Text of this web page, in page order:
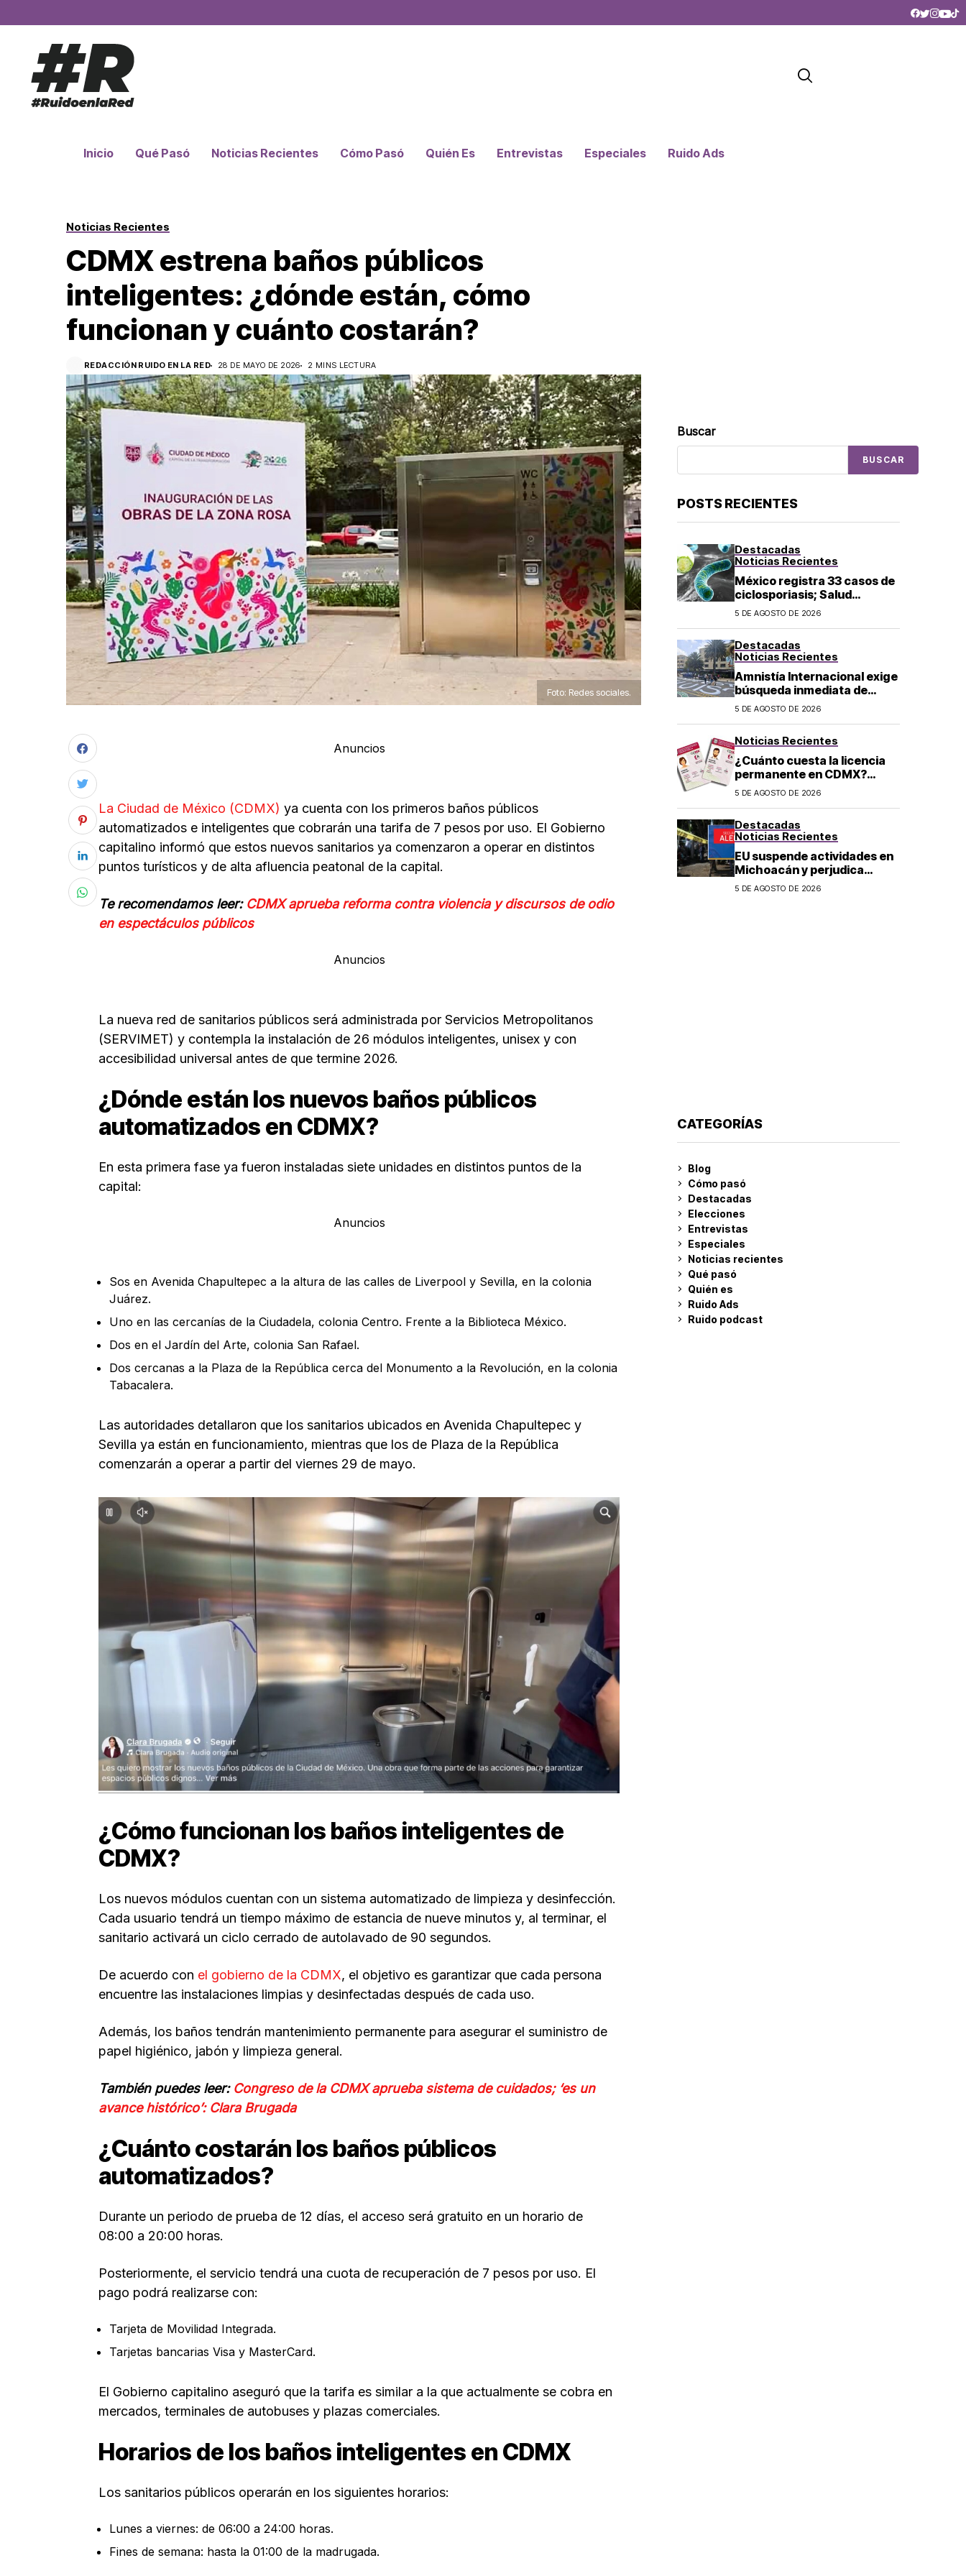
Inicio Qué Pasó Noticias Recientes Cómo Pasó Quién Es Entrevistas Especiales Ruido Ads
Noticias Recientes
CDMX estrena baños públicos
inteligentes: ¿dónde están, cómo
funcionan y cuánto costarán?
REDACCIÓN RUIDO EN LA RED 28 DE MAYO DE 2026 2 MINS LECTURA
Foto: Redes sociales.
Anuncios
La Ciudad de México (CDMX) ya cuenta con los primeros baños públicos
automatizados e inteligentes que cobrarán una tarifa de 7 pesos por uso. El Gobierno
capitalino informó que estos nuevos sanitarios ya comenzaron a operar en distintos
puntos turísticos y de alta afluencia peatonal de la capital.
Te recomendamos leer: CDMX aprueba reforma contra violencia y discursos de odio
en espectáculos públicos
Anuncios
La nueva red de sanitarios públicos será administrada por Servicios Metropolitanos
(SERVIMET) y contempla la instalación de 26 módulos inteligentes, unisex y con
accesibilidad universal antes de que termine 2026.
¿Dónde están los nuevos baños públicos
automatizados en CDMX?
En esta primera fase ya fueron instaladas siete unidades en distintos puntos de la
capital:
Anuncios
Sos en Avenida Chapultepec a la altura de las calles de Liverpool y Sevilla, en la colonia
Juárez.
Uno en las cercanías de la Ciudadela, colonia Centro. Frente a la Biblioteca México.
Dos en el Jardín del Arte, colonia San Rafael.
Dos cercanas a la Plaza de la República cerca del Monumento a la Revolución, en la colonia
Tabacalera.
Las autoridades detallaron que los sanitarios ubicados en Avenida Chapultepec y
Sevilla ya están en funcionamiento, mientras que los de Plaza de la República
comenzarán a operar a partir del viernes 29 de mayo.
¿Cómo funcionan los baños inteligentes de
CDMX?
Los nuevos módulos cuentan con un sistema automatizado de limpieza y desinfección.
Cada usuario tendrá un tiempo máximo de estancia de nueve minutos y, al terminar, el
sanitario activará un ciclo cerrado de autolavado de 90 segundos.
De acuerdo con el gobierno de la CDMX, el objetivo es garantizar que cada persona
encuentre las instalaciones limpias y desinfectadas después de cada uso.
Además, los baños tendrán mantenimiento permanente para asegurar el suministro de
papel higiénico, jabón y limpieza general.
También puedes leer: Congreso de la CDMX aprueba sistema de cuidados; ‘es un
avance histórico’: Clara Brugada
¿Cuánto costarán los baños públicos
automatizados?
Durante un periodo de prueba de 12 días, el acceso será gratuito en un horario de
08:00 a 20:00 horas.
Posteriormente, el servicio tendrá una cuota de recuperación de 7 pesos por uso. El
pago podrá realizarse con:
Tarjeta de Movilidad Integrada.
Tarjetas bancarias Visa y MasterCard.
El Gobierno capitalino aseguró que la tarifa es similar a la que actualmente se cobra en
mercados, terminales de autobuses y plazas comerciales.
Horarios de los baños inteligentes en CDMX
Los sanitarios públicos operarán en los siguientes horarios:
Lunes a viernes: de 06:00 a 24:00 horas.
Fines de semana: hasta la 01:00 de la madrugada.
Buscar
BUSCAR
POSTS RECIENTES
Destacadas
Noticias Recientes
México registra 33 casos de
ciclosporiasis; Salud
mantiene vigilancia
5 DE AGOSTO DE 2026
Destacadas
Noticias Recientes
Amnistía Internacional exige
búsqueda inmediata de
ambientalista desaparecido
5 DE AGOSTO DE 2026
Noticias Recientes
¿Cuánto cuesta la licencia
permanente en CDMX?
Costo y fecha límite del
5 DE AGOSTO DE 2026
Destacadas
Noticias Recientes
EU suspende actividades en
Michoacán y perjudica
exportación de aguacate
5 DE AGOSTO DE 2026
CATEGORÍAS
Blog
Cómo pasó
Destacadas
Elecciones
Entrevistas
Especiales
Noticias recientes
Qué pasó
Quién es
Ruido Ads
Ruido podcast